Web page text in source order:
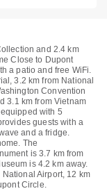
and 2.4 km
Close to Dupont
a patio and free WiFi.
3.2 km from National
Convention
3.1 km from Vietnam
with 5
guests with a
and a fridge.
The
is 3.7 km from
is 4.2 km away.
Airport, 12 km
Circle.